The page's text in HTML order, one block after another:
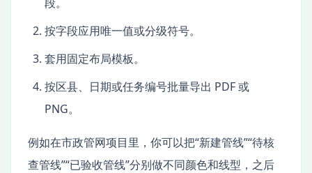
按字段应用唯一值或分级符号。
套用固定布局模板。
按区县、日期或任务编号批量导出 PDF 或
PNG。
例如在市政管网项目里，你可以把“新建管线”“待核
查管线”“已验收管线”分别做不同颜色和线型，之后